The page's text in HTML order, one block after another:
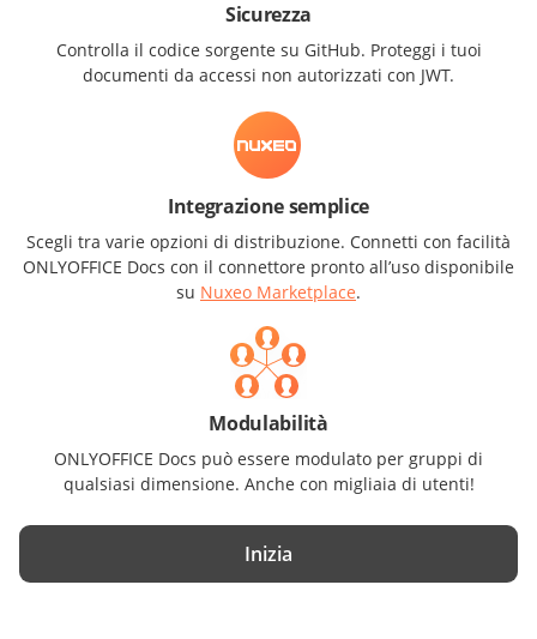
Sicurezza
Controlla il codice sorgente su GitHub. Proteggi i tuoi
documenti da accessi non autorizzati con JWT.
Integrazione semplice
Scegli tra varie opzioni di distribuzione. Connetti con facilità
ONLYOFFICE Docs con il connettore pronto all’uso disponibile
su Nuxeo Marketplace.
Modulabilità
ONLYOFFICE Docs può essere modulato per gruppi di
qualsiasi dimensione. Anche con migliaia di utenti!
Inizia